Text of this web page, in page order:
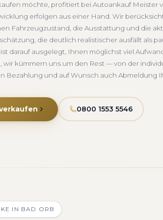
und auf Wunsch den kompletten Service von
sprechen für sich.
Komplettservice Hessen
möchte, profitiert bei Autoankauf Meister
erfolgen aus einer Hand. Wir
Fahrzeugzustand, die Ausstattung und die
die deutlich realistischer ausfällt als
darauf ausgelegt, Ihnen möglichst viel
wir kümmern uns um den Rest — von der
Bezahlung und auf Wunsch auch Abmeldung
0800 1553 5546
IN BAD ORB